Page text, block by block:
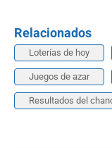
Relacionados
Loterías de hoy
Juegos de azar
Resultados del